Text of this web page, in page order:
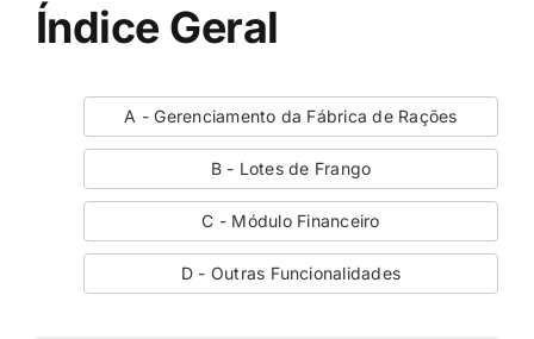
Índice Geral
A - Gerenciamento da Fábrica de Rações
B - Lotes de Frango
C - Módulo Financeiro
D - Outras Funcionalidades